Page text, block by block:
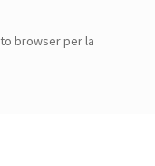
browser per la